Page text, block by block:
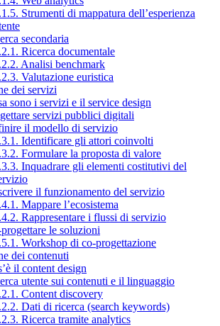
Strumenti di mappatura dell’esperienza
secondaria
Ricerca documentale
Analisi benchmark
Valutazione euristica
dei servizi
sono i servizi e il service design
servizi pubblici digitali
il modello di servizio
Identificare gli attori coinvolti
Formulare la proposta di valore
Inquadrare gli elementi costitutivi del
il funzionamento del servizio
Mappare l’ecosistema
Rappresentare i flussi di servizio
le soluzioni
Workshop di co-progettazione
dei contenuti
il content design
utente sui contenuti e il linguaggio
Content discovery
Dati di ricerca (search keywords)
Ricerca tramite analytics